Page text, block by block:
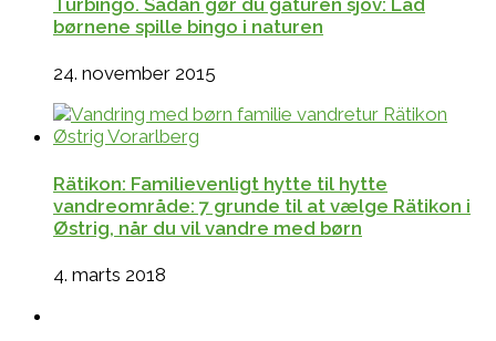
børnene spille bingo i naturen
24. november 2015
Rätikon: Familievenligt hytte til hytte
vandreområde: 7 grunde til at vælge Rätikon i
Østrig, når du vil vandre med børn
4. marts 2018